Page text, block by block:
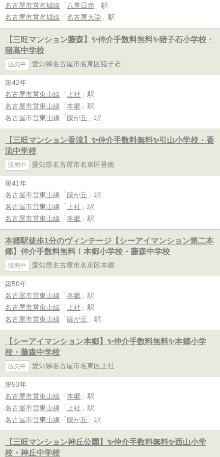
名古屋市営名城線 「 八事日赤 」駅
名古屋市営名城線 「 名古屋大学 」駅
【三旺マンション藤森】✨️仲介手数料無料✨️猪子石小学校・
猪高中学校
販売中 愛知県名古屋市名東区猪子石
築42年
名古屋市営東山線 「 上社 」駅
名古屋市営東山線 「 本郷 」駅
名古屋市営東山線 「 藤が丘 」駅
【三旺マンション香流】✨️仲介手数料無料✨️引山小学校・香
流中学校
販売中 愛知県名古屋市名東区香南
築41年
名古屋市営東山線 「 藤が丘 」駅
名古屋市営東山線 「 上社 」駅
名古屋市営東山線 「 本郷 」駅
本郷駅徒歩1分のヴィンテージ【シーアイマンション第二本
郷】仲介手数料無料！本郷小学校・藤森中学校
販売中 愛知県名古屋市名東区本郷
築50年
名古屋市営東山線 「 本郷 」駅
名古屋市営東山線 「 上社 」駅
名古屋市営東山線 「 藤が丘 」駅
【シーアイマンション本郷】✨️仲介手数料無料✨️本郷小学
校・藤森中学校
販売中 愛知県名古屋市名東区上社
築53年
名古屋市営東山線 「 本郷 」駅
名古屋市営東山線 「 上社 」駅
名古屋市営東山線 「 藤が丘 」駅
【三旺マンション神丘公園】✨️仲介手数料無料✨️西山小学
校・神丘中学校